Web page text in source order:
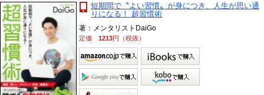
短期間で〝よい習慣〟が身につき、人生が思い通
りになる！ 超習慣術
著：メンタリストDaiGo
定価1213円（税抜）